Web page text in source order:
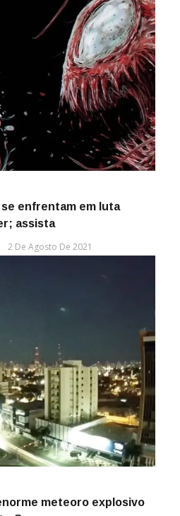
enfrentam em luta
assista
2 De Agosto De 2021
meteoro explosivo